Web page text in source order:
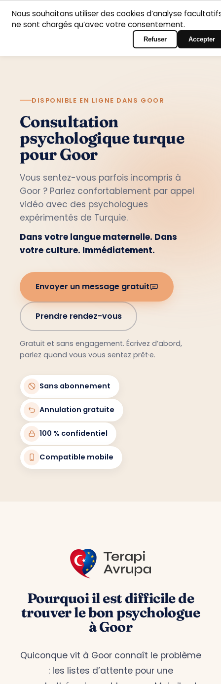
AccueilDomaines
d’intervention
PsychologuesContact
Français Connexion au portail
DISPONIBLE EN LIGNE DANS GOOR
Consultation
psychologique turque
pour Goor
Vous sentez-vous parfois incompris à
Goor ? Parlez confortablement par appel
vidéo avec des psychologues
expérimentés de Turquie.
Dans votre langue maternelle. Dans
votre culture. Immédiatement.
Envoyer un message gratuit
Prendre rendez-vous
Gratuit et sans engagement. Écrivez d’abord,
parlez quand vous vous sentez prêt·e.
Sans abonnement
Annulation gratuite
100 % confidentiel
Compatible mobile
Pourquoi il est difficile de
trouver le bon psychologue
à Goor
Quiconque vit à Goor connaît le problème
: les listes d’attente pour une
Nous souhaitons utiliser des cookies d’analyse
ne sont chargés qu’avec votre consentement.
Refuser Accepter